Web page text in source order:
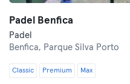
Padel Benfica
Padel
Benfica, Parque Silva Porto
Classic Premium Max